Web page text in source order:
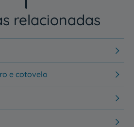
relacionadas
e cotovelo